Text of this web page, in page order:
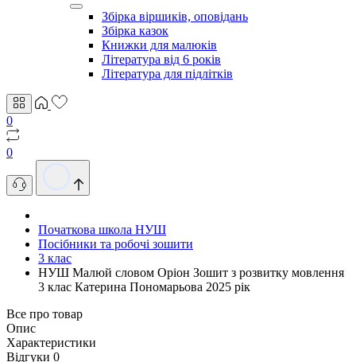
Збірка віршиків, оповідань
Збірка казок
Книжки для малюків
Література від 6 років
Література для підлітків
0
0
Початкова школа НУШ
Посібники та робочі зошити
3 клас
НУШ Малюй словом Оріон Зошит з розвитку мовлення
3 клас Катерина Пономарьова 2025 рік
Все про товар
Опис
Характеристики
Відгуки 0